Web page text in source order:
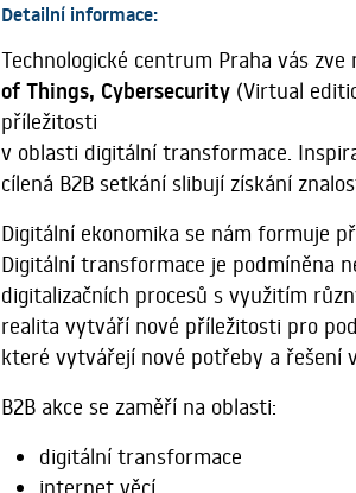
Detailní informace:
Technologické centrum Praha vás zve
of Things, Cybersecurity (Virtual
příležitosti
v oblasti digitální transformace.
cílená B2B setkání slibují získání
Digitální ekonomika se nám formuje
Digitální transformace je podmíněna
digitalizačních procesů s využitím
realita vytváří nové příležitosti pro
které vytvářejí nové potřeby a řešení
B2B akce se zaměří na oblasti:
digitální transformace